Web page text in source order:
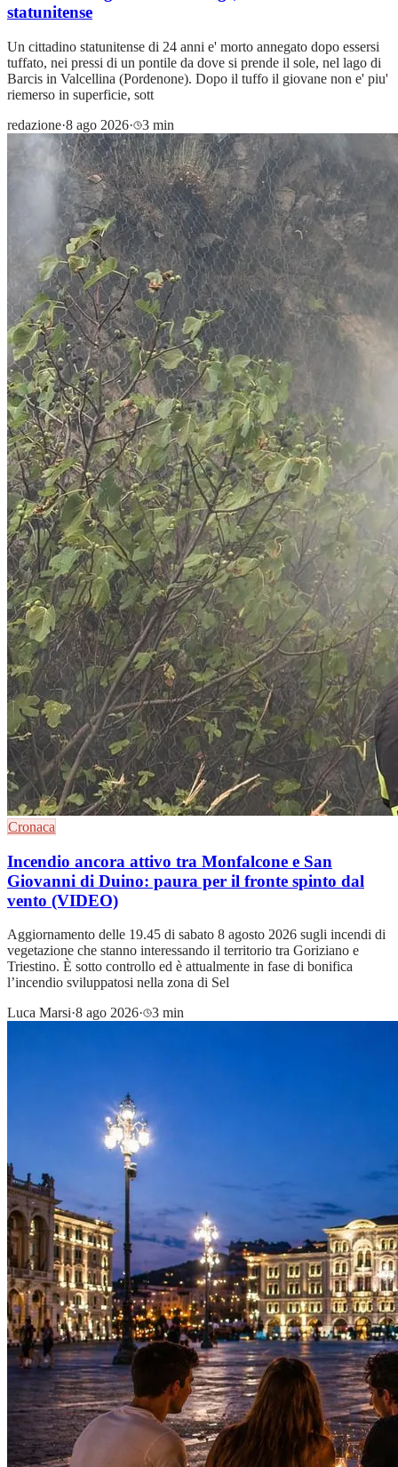
statunitense
Un cittadino statunitense di 24 anni e' morto annegato dopo essersi
tuffato, nei pressi di un pontile da dove si prende il sole, nel lago di
Barcis in Valcellina (Pordenone). Dopo il tuffo il giovane non e' piu'
riemerso in superficie, sott
redazione·8 ago 2026· 3 min
Cronaca
Incendio ancora attivo tra Monfalcone e San
Giovanni di Duino: paura per il fronte spinto dal
vento (VIDEO)
Aggiornamento delle 19.45 di sabato 8 agosto 2026 sugli incendi di
vegetazione che stanno interessando il territorio tra Goriziano e
Triestino. È sotto controllo ed è attualmente in fase di bonifica
l’incendio sviluppatosi nella zona di Sel
Luca Marsi·8 ago 2026· 3 min